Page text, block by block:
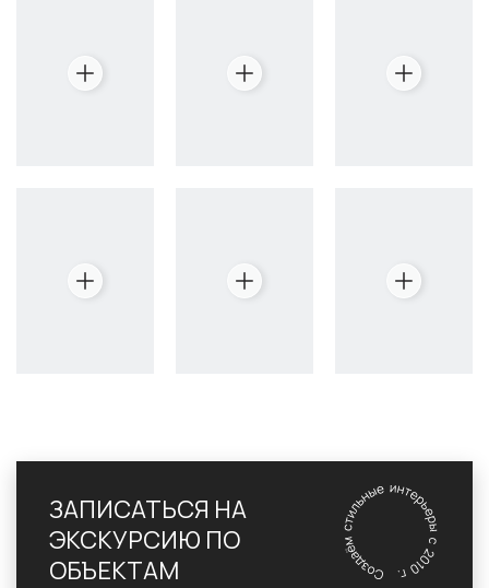
ЗАПИСАТЬСЯ НА
ЭКСКУРСИЮ ПО
ОБЪЕКТАМ